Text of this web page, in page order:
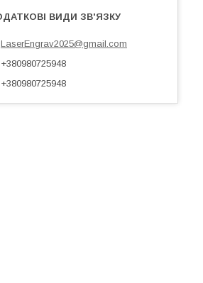
LaserEngrav2025@gmail.com
+380980725948
+380980725948